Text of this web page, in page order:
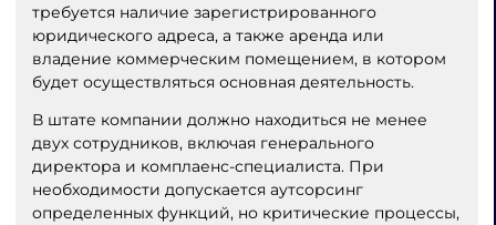
требуется наличие зарегистрированного
юридического адреса, а также аренда или
владение коммерческим помещением, в котором
будет осуществляться основная деятельность.
В штате компании должно находиться не менее
двух сотрудников, включая генерального
директора и комплаенс-специалиста. При
необходимости допускается аутсорсинг
определенных функций, но критические процессы,